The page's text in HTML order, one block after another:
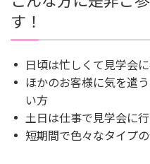
す！
日頃は忙しくて見学会
ほかのお客様に気を遣
い方
土日は仕事で見学会に
短期間で色々なタイプ